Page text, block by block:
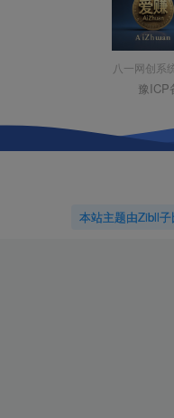
八一网创系
豫ICP
本站主题由Zibll